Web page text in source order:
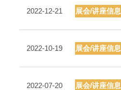
2022-12-21 展会/讲座信息
2022-10-19 展会/讲座信息
2022-07-20 展会/讲座信息